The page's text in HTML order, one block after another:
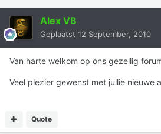
Alex VB
Geplaatst 12 September, 2010
Van harte welkom op ons gezellig
Veel plezier gewenst met jullie nieuwe
Quote